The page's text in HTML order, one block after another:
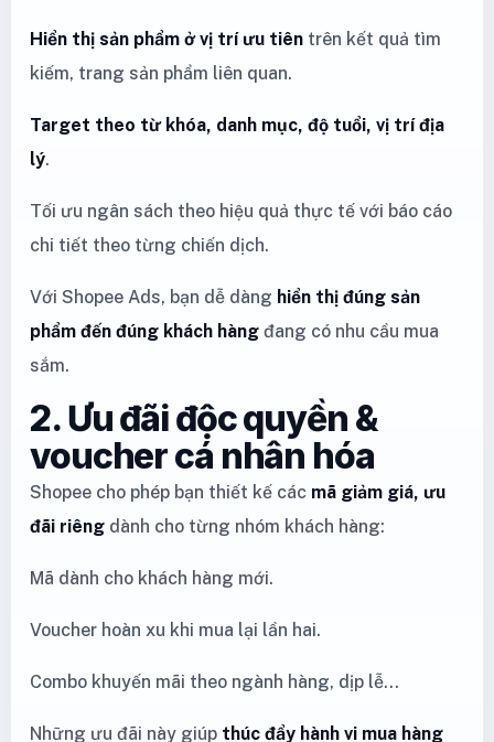
Hiển thị sản phẩm ở vị trí ưu tiên trên kết quả tìm
kiếm, trang sản phẩm liên quan.
Target theo từ khóa, danh mục, độ tuổi, vị trí địa
lý.
Tối ưu ngân sách theo hiệu quả thực tế với báo cáo
chi tiết theo từng chiến dịch.
Với Shopee Ads, bạn dễ dàng hiển thị đúng sản
phẩm đến đúng khách hàng đang có nhu cầu mua
sắm.
2. Ưu đãi độc quyền &
voucher cá nhân hóa
Shopee cho phép bạn thiết kế các mã giảm giá, ưu
đãi riêng dành cho từng nhóm khách hàng:
Mã dành cho khách hàng mới.
Voucher hoàn xu khi mua lại lần hai.
Combo khuyến mãi theo ngành hàng, dịp lễ…
Những ưu đãi này giúp thúc đẩy hành vi mua hàng